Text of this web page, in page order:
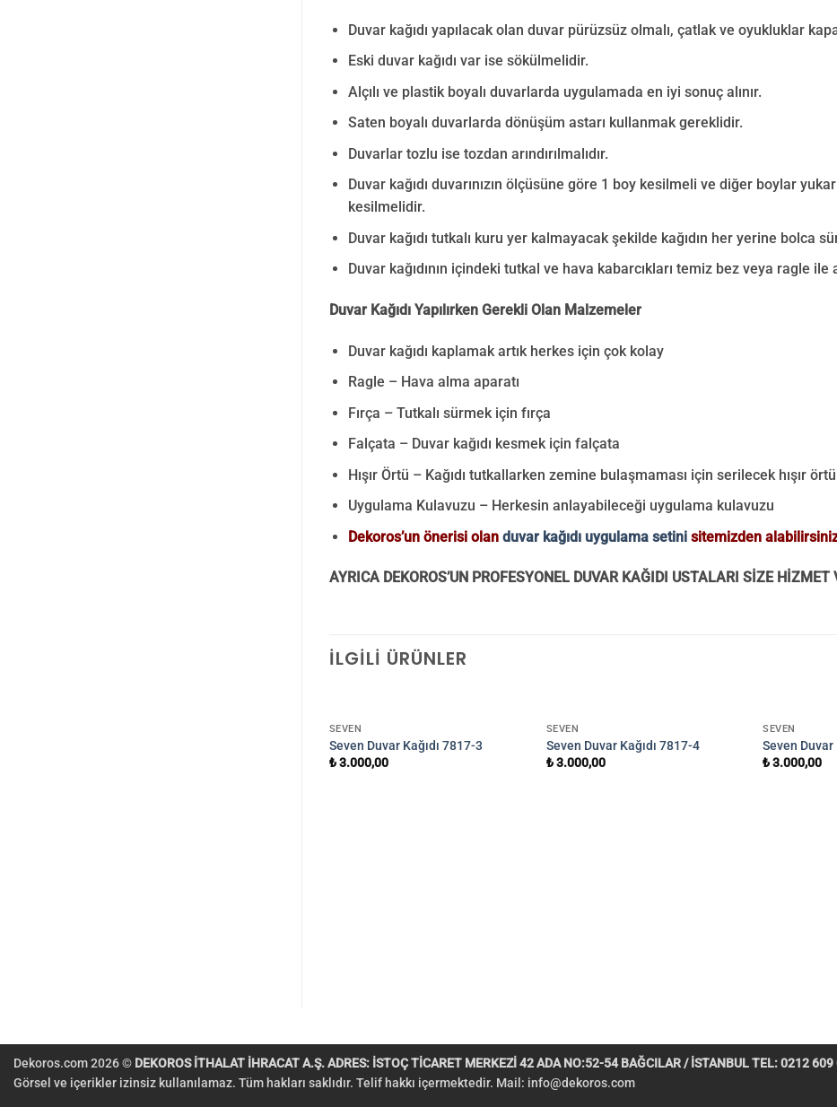
Duvar kağıdı yapılacak olan duvar pürüzsüz olmalı, çatlak ve oyukluklar
Eski duvar kağıdı var ise sökülmelidir.
Alçılı ve plastik boyalı duvarlarda uygulamada en iyi sonuç alınır.
Saten boyalı duvarlarda dönüşüm astarı kullanmak gereklidir.
Duvarlar tozlu ise tozdan arındırılmalıdır.
Duvar kağıdı duvarınızın ölçüsüne göre 1 boy kesilmeli ve diğer boylar
kesilmelidir.
Duvar kağıdı tutkalı kuru yer kalmayacak şekilde kağıdın her yerine bolca
Duvar kağıdının içindeki tutkal ve hava kabarcıkları temiz bez veya ragle ile
Duvar Kağıdı Yapılırken Gerekli Olan Malzemeler
Duvar kağıdı kaplamak artık herkes için çok kolay
Ragle – Hava alma aparatı
Fırça – Tutkalı sürmek için fırça
Falçata – Duvar kağıdı kesmek için falçata
Hışır Örtü – Kağıdı tutkallarken zemine bulaşmaması için serilecek hışır örtü
Uygulama Kulavuzu – Herkesin anlayabileceği uygulama kulavuzu
Dekoros’un önerisi olan duvar kağıdı uygulama setinisitemizden
AYRICA DEKOROS’UN PROFESYONEL DUVAR KAĞIDI USTALARI SİZE
İLGILI ÜRÜNLER
SEVEN
Seven Duvar Kağıdı 7817-3
₺3.000,00
SEVEN
Seven Duvar Kağıdı 7817-4
₺3.000,00
SEVEN
Seven Duvar
₺3.000,00
Dekoros.com 2026 © DEKOROS İTHALAT İHRACAT A.Ş. ADRES: İSTOÇ TİCARET MERKEZİ 42 ADA NO:52-54 BAĞCILAR / İSTANBUL TEL: 0212
Görsel ve içerikler izinsiz kullanılamaz. Tüm hakları saklıdır. Telif hakkı içermektedir. Mail: info@dekoros.com